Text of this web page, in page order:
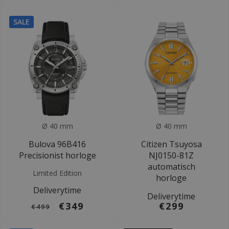
SALE
Ø 40 mm
Bulova 96B416
Precisionist horloge
Limited Edition
Deliverytime
€499 €349
Ø 40 mm
Citizen Tsuyosa
NJ0150-81Z
automatisch
horloge
Deliverytime
€299